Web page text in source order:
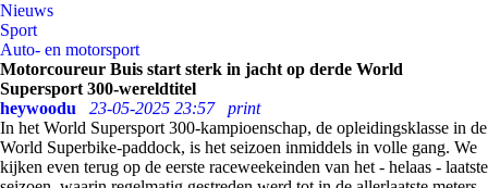
Nieuws
Sport
Auto- en motorsport
Motorcoureur Buis start sterk in jacht op derde World
Supersport 300-wereldtitel
heywoodu
23-05-2025 23:57
print
In het World Supersport 300-kampioenschap, de opleidingsklasse in de
World Superbike-paddock, is het seizoen inmiddels in volle gang. We
kijken even terug op de eerste raceweekeinden van het - helaas - laatste